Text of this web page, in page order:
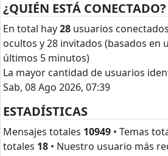
¿QUIÉN ESTÁ CONECTADO?
En total hay28 usuarios
ocultos y 28 invitados (basados en
últimos 5 minutos)
La mayor cantidad de usuarios
Sab, 08 Ago 2026, 07:39
ESTADÍSTICAS
Mensajes totales 10949 • Temas
totales 18 • Nuestro usuario más